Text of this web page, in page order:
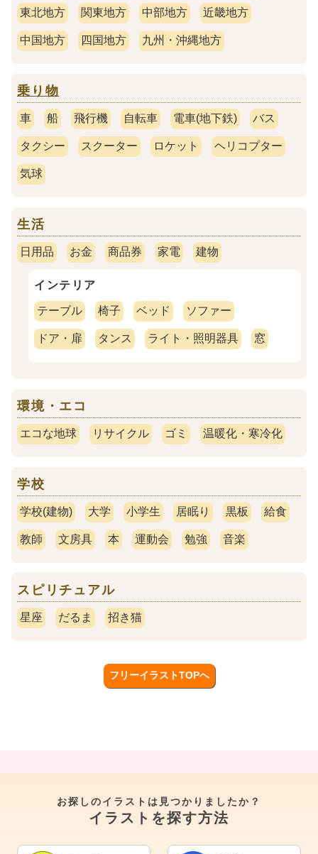
東北地方 関東地方 中部地方 近畿地方
中国地方 四国地方 九州・沖縄地方
乗り物
車 船 飛行機 自転車 電車(地下鉄) バス
タクシー スクーター ロケット ヘリコプター
気球
生活
日用品 お金 商品券 家電 建物
インテリア
テーブル 椅子 ベッド ソファー
ドア・扉 タンス ライト・照明器具 窓
環境・エコ
エコな地球 リサイクル ゴミ 温暖化・寒冷化
学校
学校(建物) 大学 小学生 居眠り 黒板 給食
教師 文房具 本 運動会 勉強 音楽
スピリチュアル
星座 だるま 招き猫
フリーイラストTOPへ
お探しのイラストは見つかりましたか？
イラストを探す方法